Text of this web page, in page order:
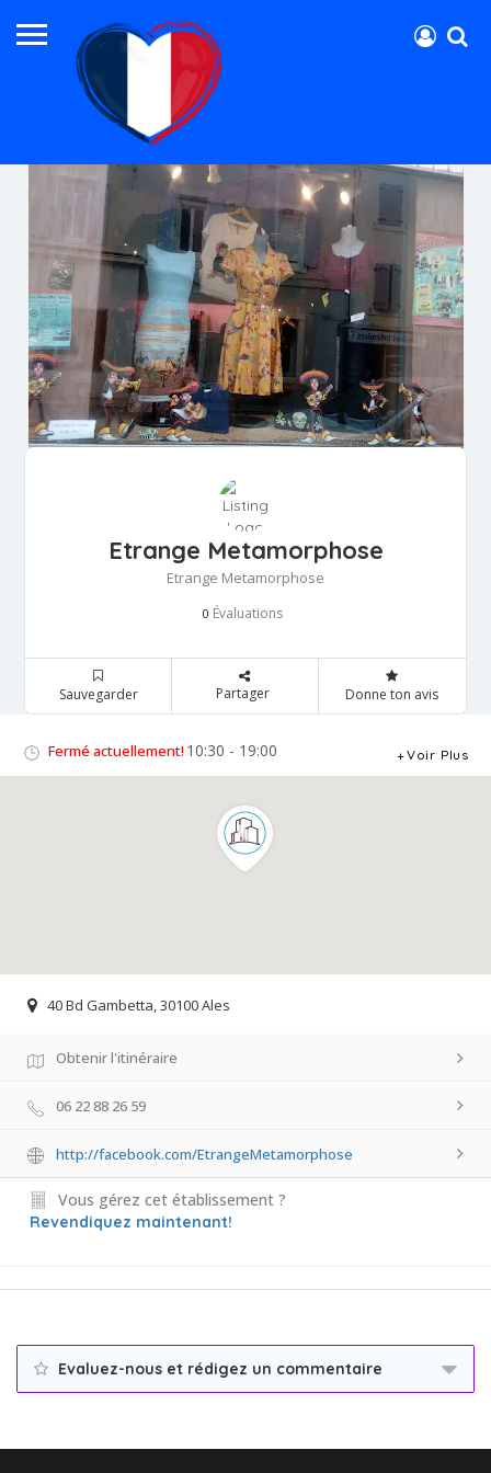
Etrange Metamorphose
Etrange Metamorphose
0 Évaluations
Sauvegarder Partager Donne ton avis
Fermé actuellement! 10:30 - 19:00 Voir Plus
40 Bd Gambetta, 30100 Ales
Obtenir l'itinéraire
06 22 88 26 59
http://facebook.com/EtrangeMetamorphose
Vous gérez cet établissement ?
Revendiquez maintenant!
Evaluez-nous et rédigez un commentaire